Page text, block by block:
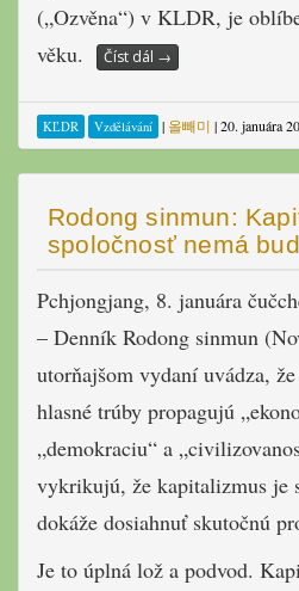
(„Ozvěna“) v KLDR, je
věku.
Číst dál →
KĽDR Vzdělávání | 올빼미 |20. januára
Rodong sinmun:
spoločnosť nemá
Pchjongjang, 8. januára
– Denník Rodong sinmun
utorňajšom vydaní uvádza,
hlasné trúby propagujú
„demokraciu“ a
vykrikujú, že kapitalizmus je
dokáže dosiahnuť skutočnú
Je to úplná lož a ​​podvod.